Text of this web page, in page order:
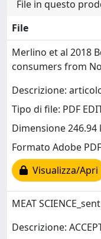
File in questo
File
Merlino et al 2018
consumers from
Descrizione:
Tipo di file: PDF
Dimensione 246.94
Formato Adobe PDF
Visualizza/Apri
MEAT
Descrizione: